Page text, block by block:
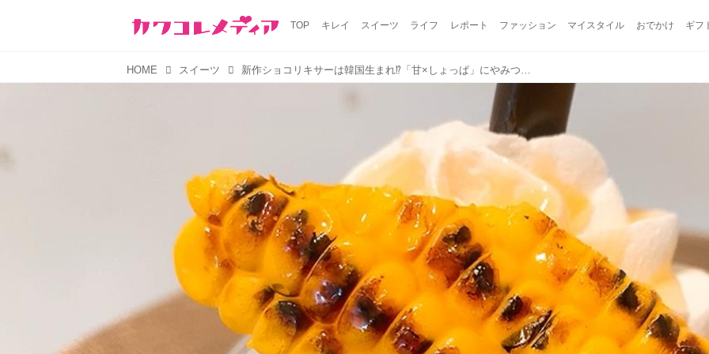
TOP キレイ スイーツ ライフ レポート ファッション マイスタイル おでかけ ギフ
HOME スイーツ 新作ショコリキサーは韓国生まれ⁉「甘×しょっぱ」にやみつきの限定フレーバー＆大人気チョコミントが今年も♡